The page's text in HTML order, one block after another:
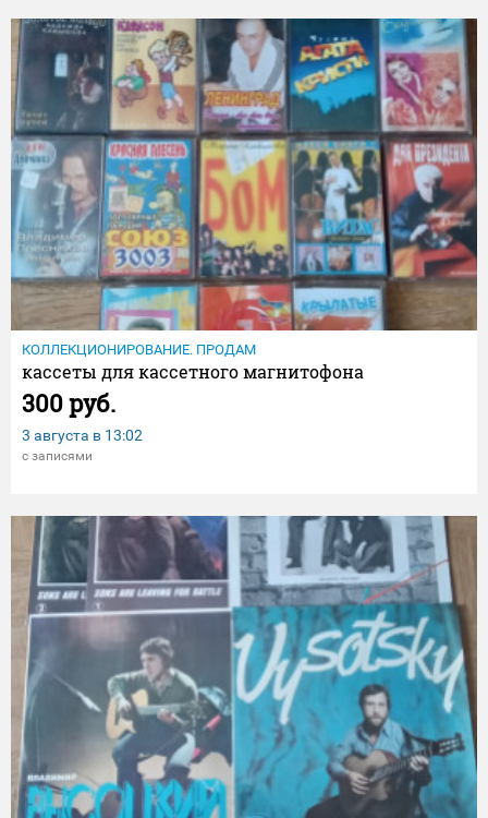
КОЛЛЕКЦИОНИРОВАНИЕ. ПРОДАМ
кассеты для кассетного магнитофона
300 руб.
3 августа в 13:02
с записями